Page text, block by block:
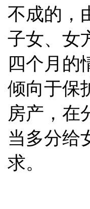
不成的，
子女、女
四个月的
倾向于保
房产，在
当多分给
求。